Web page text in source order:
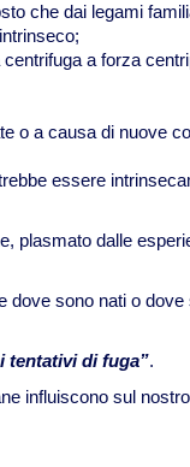
che dai legami
a forza
o a causa di nuove
essere
plasmato dalle
sono nati o
tentativi di fuga”.
influiscono sul